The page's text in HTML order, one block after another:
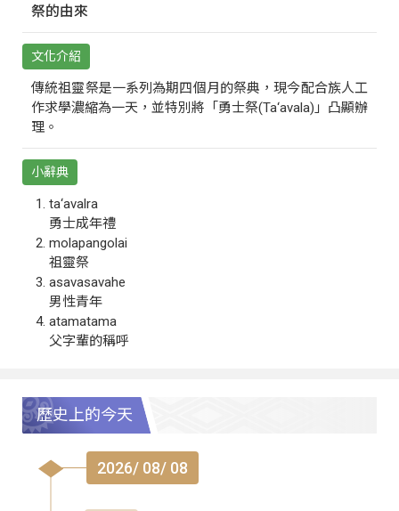
祭的由來
文化介紹
傳統祖靈祭是一系列為期四個月的祭典，現今配合族人工
作求學濃縮為一天，並特別將「勇士祭(Ta‘avala)」凸顯辦
理。
小辭典
ta‘avalra
勇士成年禮
molapangolai
祖靈祭
asavasavahe
男性青年
atamatama
父字輩的稱呼
歷史上的今天
2026/ 08/ 08